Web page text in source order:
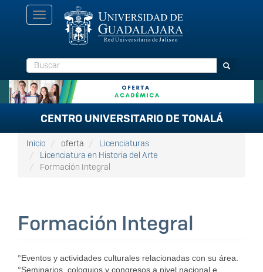
Toggle
navigation
Buscar Buscar
CENTRO UNIVERSITARIO DE TONALÁ
Inicio oferta
Licenciaturas
Licenciatura en Historia del Arte
Formación Integral
Formación Integral
°Eventos y actividades culturales relacionadas con su área.
°Seminarios, coloquios y congresos a nivel nacional e